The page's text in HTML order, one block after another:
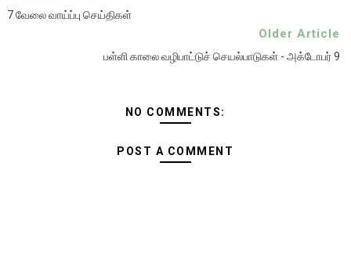
7 வேலை வாய்ப்பு செய்திகள்
Older Article
பள்ளி காலை வழிபாட்டுச் செயல்பாடுகள் - அக்டோபர் 9
NO COMMENTS:
POST A COMMENT